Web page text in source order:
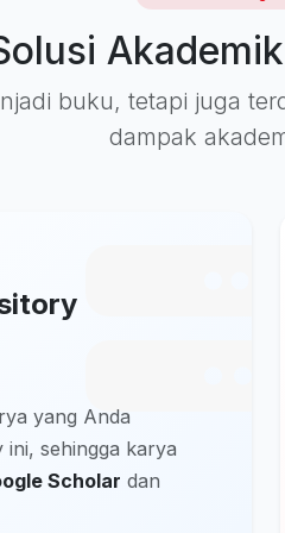
buku, tetapi juga
dampak
yang Anda
sehingga karya
Scholar dan